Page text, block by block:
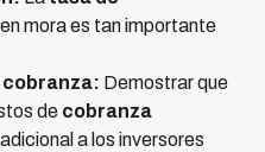
mora es tan importante
cobranza: Demostrar que
de cobranza
a los inversores